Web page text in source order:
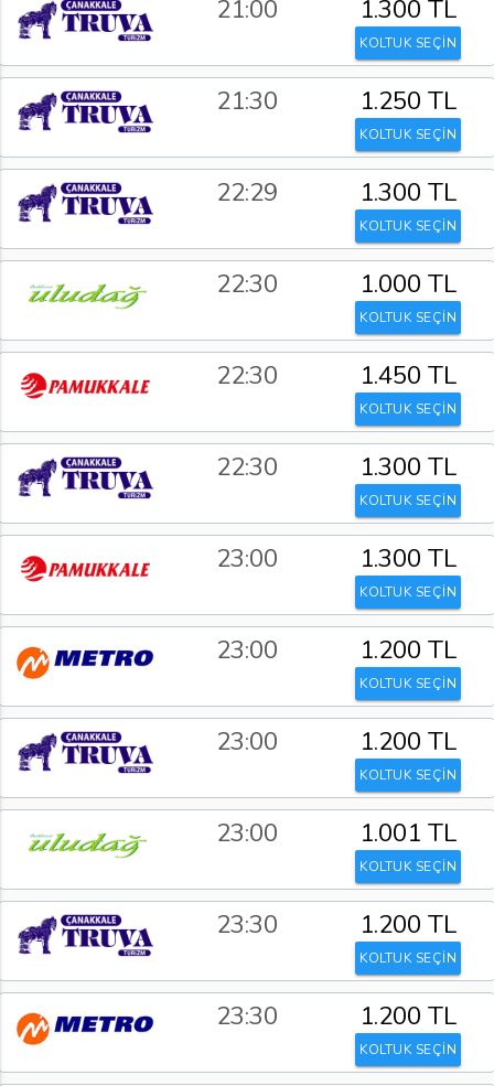
21:00 1.300 TL
KOLTUK SEÇİN
21:30 1.250 TL
KOLTUK SEÇİN
22:29 1.300 TL
KOLTUK SEÇİN
22:30 1.000 TL
KOLTUK SEÇİN
22:30 1.450 TL
KOLTUK SEÇİN
22:30 1.300 TL
KOLTUK SEÇİN
23:00 1.300 TL
KOLTUK SEÇİN
23:00 1.200 TL
KOLTUK SEÇİN
23:00 1.200 TL
KOLTUK SEÇİN
23:00 1.001 TL
KOLTUK SEÇİN
23:30 1.200 TL
KOLTUK SEÇİN
23:30 1.200 TL
KOLTUK SEÇİN